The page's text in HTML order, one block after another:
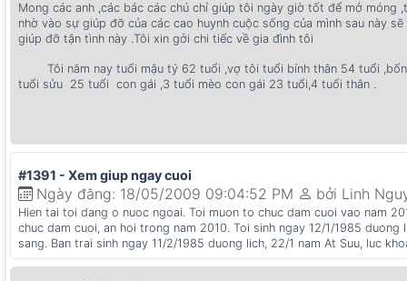
Mong các anh ,các bác các chú chỉ giúp tôi ngày giờ tốt để mở
nhờ vào sự giúp đỡ của các cao huynh cuộc sống của mình sau này
giúp đỡ tận tình này .Tôi xin gởi chi tiếc về gia đình tôi
Tôi năm nay tuổi mậu tý 62 tuổi ,vợ tôi tuổi bính thân 54 tuổi ,bốn
tuổi sửu 25 tuổi con gái ,3 tuổi mèo con gái 23 tuổi,4 tuổi thân .
#1391 - Xem giup ngay cuoi
Ngày đăng: 18/05/2009 09:04:52 PM bởi Linh
Hien tai toi dang o nuoc ngoai. Toi muon to chuc dam cuoi vao nam
chuc dam cuoi, an hoi trong nam 2010. Toi sinh ngay 12/1/1985 duong
sang. Ban trai sinh ngay 11/2/1985 duong lich, 22/1 nam At Suu, luc